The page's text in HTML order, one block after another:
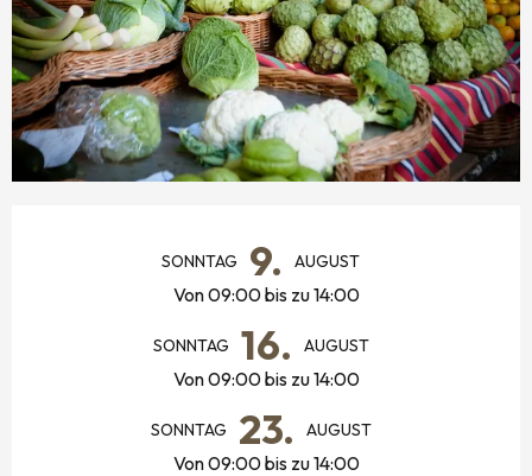
SONNTAG 9. AUGUST
Von 09:00 bis zu 14:00
SONNTAG 16. AUGUST
Von 09:00 bis zu 14:00
SONNTAG 23. AUGUST
Von 09:00 bis zu 14:00